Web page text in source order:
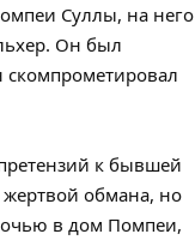
Суллы, на него
Он был
скомпрометировал
к бывшей
обмана, но
в дом Помпеи,